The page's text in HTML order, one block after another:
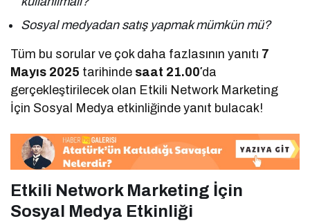
Sosyal medyadan satış yapmak mümkün mü?
Tüm bu sorular ve çok daha fazlasının yanıtı 7
Mayıs 2025 tarihinde saat 21.00′da
gerçekleştirilecek olan Etkili Network Marketing
İçin Sosyal Medya etkinliğinde yanıt bulacak!
Etkili Network Marketing İçin
Sosyal Medya Etkinliği